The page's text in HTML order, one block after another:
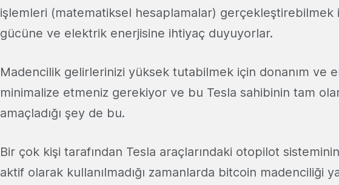
işlemleri (matematiksel hesaplamalar) gerçekleştirebilmek
gücüne ve elektrik enerjisine ihtiyaç duyuyorlar.
Madencilik gelirlerinizi yüksek tutabilmek için donanım ve
minimalize etmeniz gerekiyor ve bu Tesla sahibinin tam
amaçladığı şey de bu.
Bir çok kişi tarafından Tesla araçlarındaki otopilot
aktif olarak kullanılmadığı zamanlarda bitcoin madenciliği